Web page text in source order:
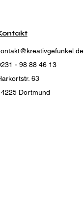
- 98 88 46 13
63
Dortmund